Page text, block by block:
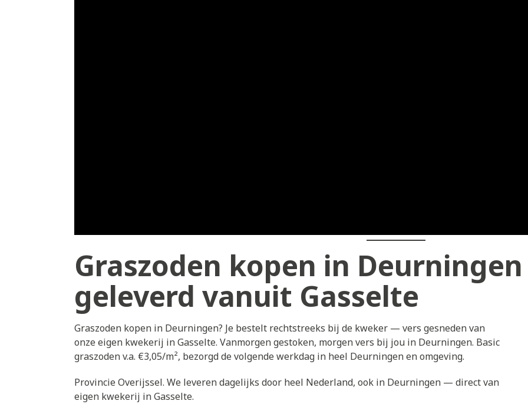
Graszoden kopen in
geleverd vanuit Gasselte
Graszoden kopen in Deurningen? Je bestelt rechtstreeks bij de kweker — vers gesneden van
onze eigen kwekerij in Gasselte. Vanmorgen gestoken, morgen vers bij jou in Deurningen. Basic
graszoden v.a. €3,05/m², bezorgd de volgende werkdag in heel Deurningen en omgeving.
Provincie Overijssel. We leveren dagelijks door heel Nederland, ook in Deurningen — direct van
eigen kwekerij in Gasselte.